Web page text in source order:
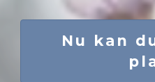
Nu kan